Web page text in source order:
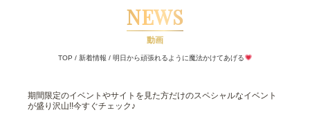
NEWS
動画
TOP / 新着情報 / 明日から頑張れるように魔法かけてあげる
期間限定のイベントやサイトを見た方だけのスペシャルなイベント
が盛り沢山!!今すぐチェック♪